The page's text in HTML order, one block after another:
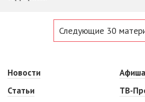
Следующие 30
Новости
Статьи
Афиша
ТВ-